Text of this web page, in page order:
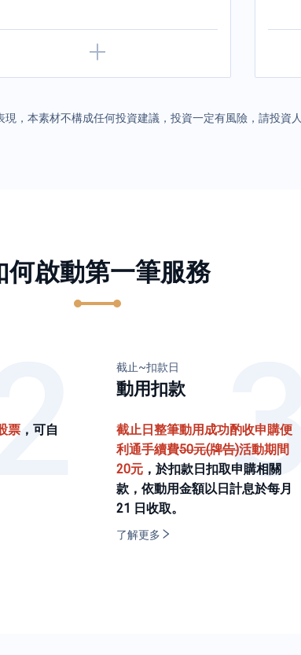
，本素材不構成任何投資建議，投資一定有風險，請投資人
何啟動第一筆服務
票，可自
截止~扣款日
動用扣款
截止日整筆動用成功酌收申購便
利通手續費50元(牌告)活動期間
20元，於扣款日扣取申購相關
款，依動用金額以日計息於每月
21 日收取。
了解更多